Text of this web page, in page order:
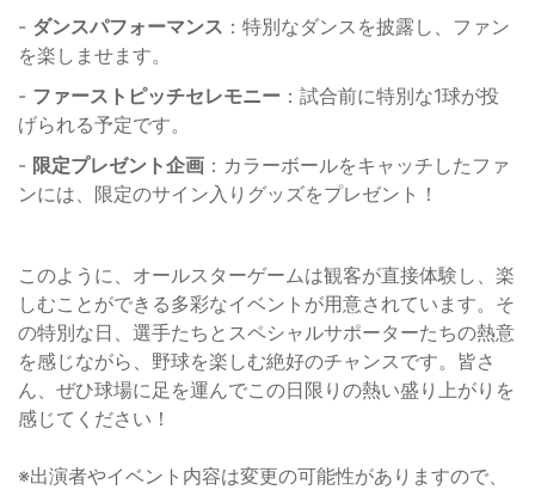
- ダンスパフォーマンス ：特別なダンスを披露し、ファン
を楽しませます。
- ファーストピッチセレモニー ：試合前に特別な1球が投
げられる予定です。
- 限定プレゼント企画 ：カラーボールをキャッチしたファ
ンには、限定のサイン入りグッズをプレゼント！
このように、オールスターゲームは観客が直接体験し、楽
しむことができる多彩なイベントが用意されています。そ
の特別な日、選手たちとスペシャルサポーターたちの熱意
を感じながら、野球を楽しむ絶好のチャンスです。皆さ
ん、ぜひ球場に足を運んでこの日限りの熱い盛り上がりを
感じてください！
※出演者やイベント内容は変更の可能性がありますので、